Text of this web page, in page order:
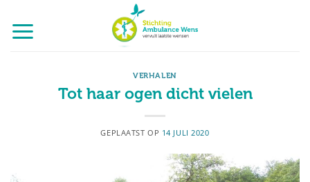
naar
inhoud
VERHALEN
Tot haar ogen dicht vielen
GEPLAATST OP 14 JULI 2020